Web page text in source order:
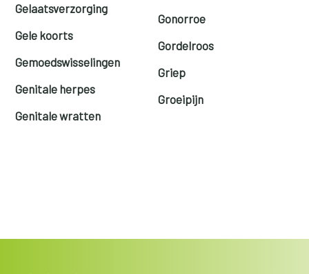
Gelaatsverzorging
Gele koorts
Gemoedswisselingen
Genitale herpes
Genitale wratten
Gonorroe
Gordelroos
Griep
Groeipijn